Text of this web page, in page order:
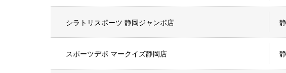
シラトリスポーツ 静岡ジャンボ店
スポーツデポ マークイズ静岡店